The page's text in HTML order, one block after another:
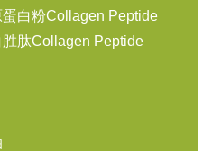
白粉Collagen Peptide
肽Collagen Peptide